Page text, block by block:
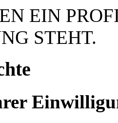
EIN
STEHT.